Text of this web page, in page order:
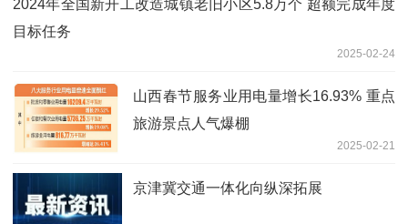
2024年全国新开工改造城镇老旧小区5.8万个 超额完成年度
目标任务
2025-02-24
山西春节服务业用电量增长16.93% 重点
旅游景点人气爆棚
2025-02-21
京津冀交通一体化向纵深拓展